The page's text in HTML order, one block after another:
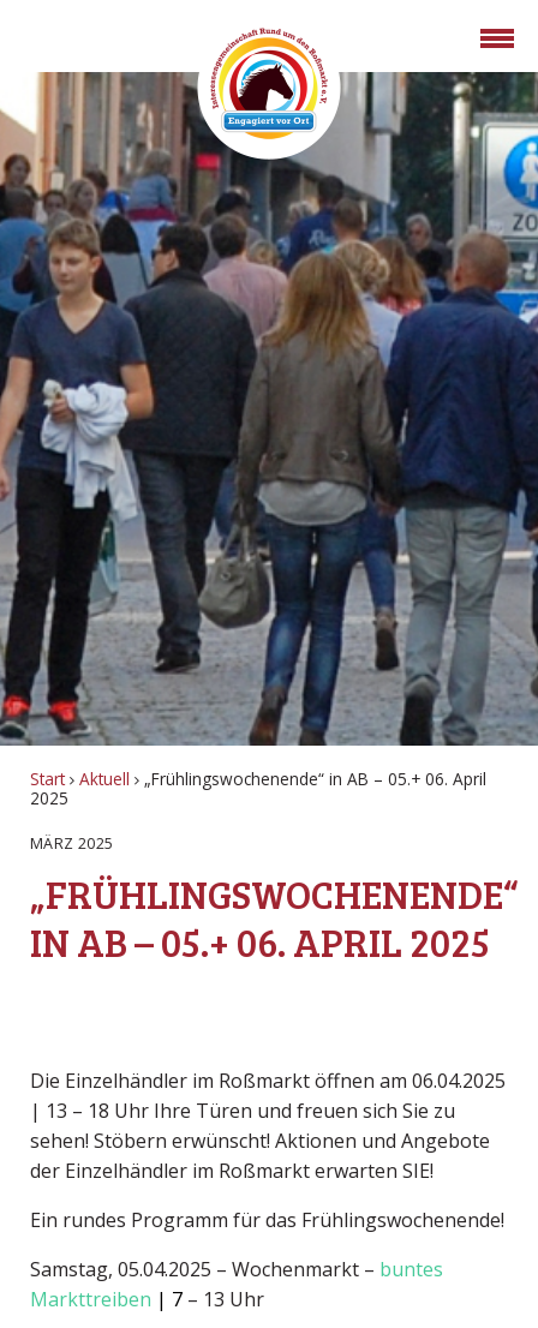
Start Aktuell
„Frühlingswochenende“ in AB – 05.+ 06. April
2025
MÄRZ 2025
„FRÜHLINGSWOCHENENDE“
IN AB – 05.+ 06. APRIL 2025
Die Einzelhändler im Roßmarkt öffnen am 06.04.2025
| 13 – 18 Uhr Ihre Türen und freuen sich Sie zu
sehen! Stöbern erwünscht! Aktionen und Angebote
der Einzelhändler im Roßmarkt erwarten SIE!
Ein rundes Programm für das Frühlingswochenende!
Samstag, 05.04.2025 – Wochenmarkt – buntes
Markttreiben | 7 – 13 Uhr